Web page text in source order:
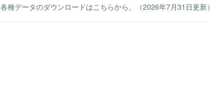
各種データのダウンロードはこちらから。（2026年7月31日更新）